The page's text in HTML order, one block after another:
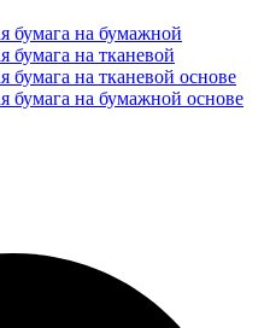
бумага на бумажной
бумага на тканевой
бумага на тканевой основе
бумага на бумажной основе